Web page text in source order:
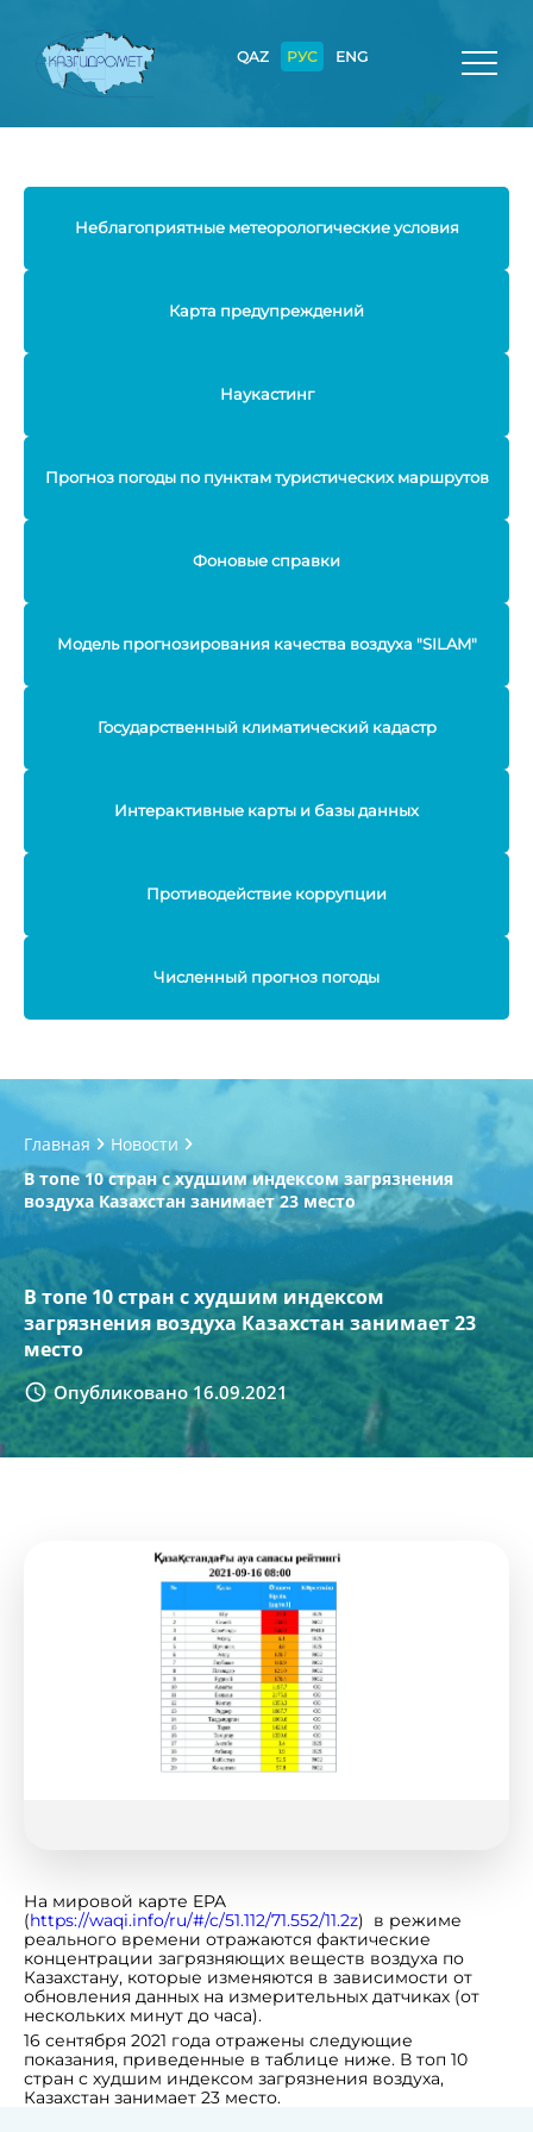
QAZ РУС ENG
Неблагоприятные метеорологические условия
Карта предупреждений
Наукастинг
Прогноз погоды по пунктам туристических маршрутов
Фоновые справки
Модель прогнозирования качества воздуха "SILAM"
Государственный климатический кадастр
Интерактивные карты и базы данных
Противодействие коррупции
Численный прогноз погоды
Главная
Новости
В топе 10 стран с худшим индексом загрязнения
воздуха Казахстан занимает 23 место
В топе 10 стран с худшим индексом
загрязнения воздуха Казахстан занимает 23
место
Опубликовано 16.09.2021
На мировой карте EPA
(https://waqi.info/ru/#/c/51.112/71.552/11.2z) в режиме
реального времени отражаются фактические
концентрации загрязняющих веществ воздуха по
Казахстану, которые изменяются в зависимости от
обновления данных на измерительных датчиках (от
нескольких минут до часа).
16 сентября 2021 года отражены следующие
показания, приведенные в таблице ниже. В топ 10
стран с худшим индексом загрязнения воздуха,
Казахстан занимает 23 место.